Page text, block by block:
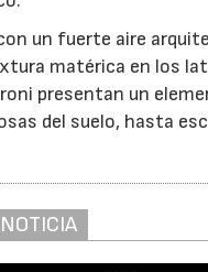
un fuerte aire
matérica en los
presentan un
del suelo, hasta